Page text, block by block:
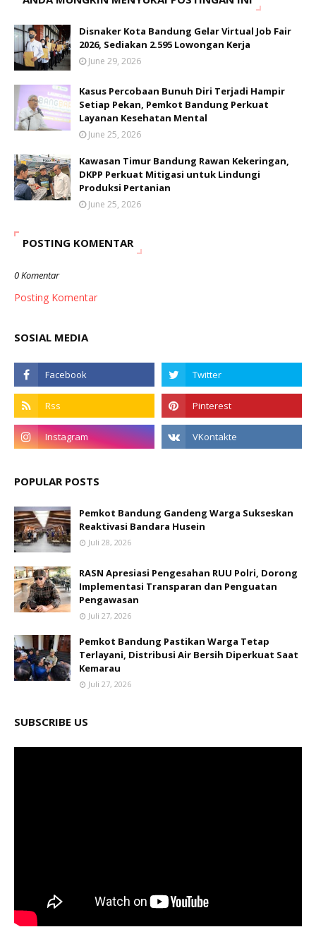
Disnaker Kota Bandung Gelar Virtual Job Fair
2026, Sediakan 2.595 Lowongan Kerja
June 29, 2026
Kasus Percobaan Bunuh Diri Terjadi Hampir
Setiap Pekan, Pemkot Bandung Perkuat
Layanan Kesehatan Mental
June 25, 2026
Kawasan Timur Bandung Rawan Kekeringan,
DKPP Perkuat Mitigasi untuk Lindungi
Produksi Pertanian
June 25, 2026
POSTING KOMENTAR
0 Komentar
Posting Komentar
SOSIAL MEDIA
POPULAR POSTS
Pemkot Bandung Gandeng Warga Sukseskan
Reaktivasi Bandara Husein
Juli 28, 2026
RASN Apresiasi Pengesahan RUU Polri, Dorong
Implementasi Transparan dan Penguatan
Pengawasan
Juli 27, 2026
Pemkot Bandung Pastikan Warga Tetap
Terlayani, Distribusi Air Bersih Diperkuat Saat
Kemarau
Juli 27, 2026
SUBSCRIBE US